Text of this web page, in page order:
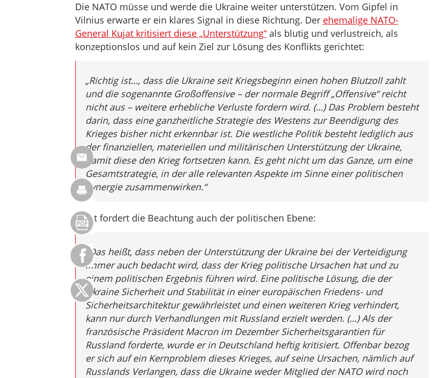
Die NATO müsse und werde die Ukraine weiter unterstützen. Vom Gipfel in
Vilnius erwarte er ein klares Signal in diese Richtung. Der ehemalige NATO-
General Kujat kritisiert diese „Unterstützung“als blutig und verlustreich, als
konzeptionslos und auf kein Ziel zur Lösung des Konflikts gerichtet:
„Richtig ist…, dass die Ukraine seit Kriegsbeginn einen hohen Blutzoll zahlt
und die sogenannte Großoffensive – der normale Begriff „Offensive“ reicht
nicht aus – weitere erhebliche Verluste fordern wird. (…) Das Problem besteht
darin, dass eine ganzheitliche Strategie des Westens zur Beendigung des
Krieges bisher nicht erkennbar ist. Die westliche Politik besteht lediglich aus
der finanziellen, materiellen und militärischen Unterstützung der Ukraine,
damit diese den Krieg fortsetzen kann. Es geht nicht um das Ganze, um eine
Gesamtstrategie, in der alle relevanten Aspekte im Sinne einer politischen
Synergie zusammenwirken.“
Kujat fordert die Beachtung auch der politischen Ebene:
„Das heißt, dass neben der Unterstützung der Ukraine bei der Verteidigung
immer auch bedacht wird, dass der Krieg politische Ursachen hat und zu
einem politischen Ergebnis führen wird. Eine politische Lösung, die der
Ukraine Sicherheit und Stabilität in einer europäischen Friedens- und
Sicherheitsarchitektur gewährleistet und einen weiteren Krieg verhindert,
kann nur durch Verhandlungen mit Russland erzielt werden. (…) Als der
französische Präsident Macron im Dezember Sicherheitsgarantien für
Russland forderte, wurde er in Deutschland heftig kritisiert. Offenbar bezog
er sich auf ein Kernproblem dieses Krieges, auf seine Ursachen, nämlich auf
Russlands Verlangen, dass die Ukraine weder Mitglied der NATO wird noch